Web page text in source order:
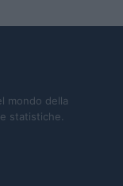
mondo della
statistiche.